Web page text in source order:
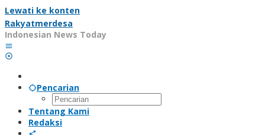
Lewati ke konten
Rakyatmerdesa
Indonesian News Today
Pencarian
Tentang Kami
Redaksi